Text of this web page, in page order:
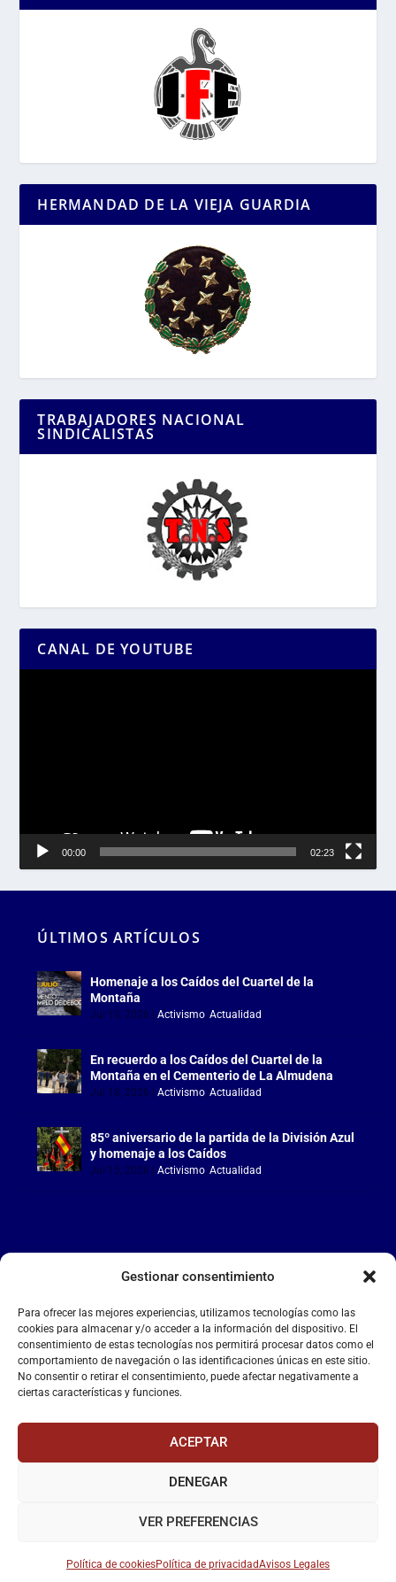
Gestionar consentimiento
Para ofrecer las mejores experiencias, utilizamos tecnologías como las
cookies para almacenar y/o acceder a la información del dispositivo. El
consentimiento de estas tecnologías nos permitirá procesar datos como el
comportamiento de navegación o las identificaciones únicas en este sitio.
No consentir o retirar el consentimiento, puede afectar negativamente a
ciertas características y funciones.
ACEPTAR
DENEGAR
VER PREFERENCIAS
Política de cookiesPolítica de privacidadAvisos Legales
HERMANDAD DE LA VIEJA GUARDIA
TRABAJADORES NACIONAL
SINDICALISTAS
CANAL DE YOUTUBE
00:00 02:23
ÚLTIMOS ARTÍCULOS
Homenaje a los Caídos del Cuartel de la
Montaña
Jul 18, 2026 |Activismo,Actualidad
En recuerdo a los Caídos del Cuartel de la
Montaña en el Cementerio de La Almudena
Jul 18, 2026 |Activismo,Actualidad
85º aniversario de la partida de la División Azul
y homenaje a los Caídos
Jul 15, 2026 |Activismo,Actualidad
LA FALANGE
Reproductor
de
vídeo